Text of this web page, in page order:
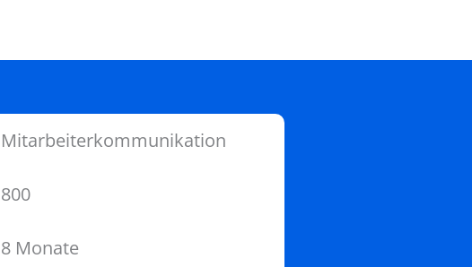
Mitarbeiterkommunikation
800
8 Monate